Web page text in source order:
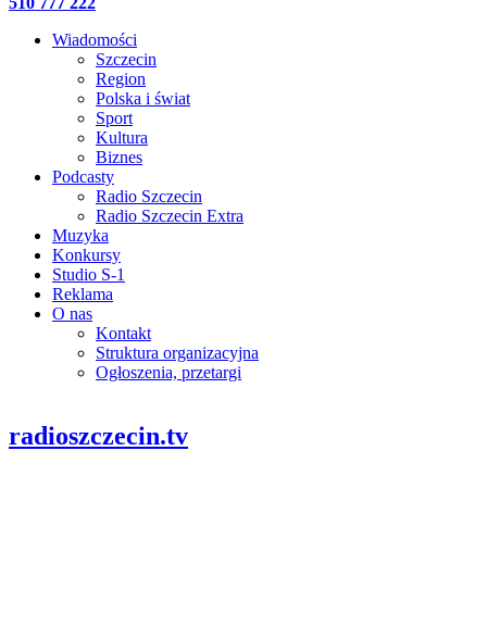
Wiadomości
Szczecin
Region
Polska i świat
Sport
Kultura
Biznes
Podcasty
Radio Szczecin
Radio Szczecin Extra
Muzyka
Konkursy
Studio S-1
Reklama
O nas
Kontakt
Struktura organizacyjna
Ogłoszenia, przetargi
radioszczecin.tv